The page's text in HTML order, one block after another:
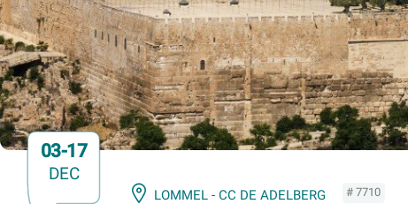
03-17
DEC
LOMMEL - CC DE ADELBERG # 7710